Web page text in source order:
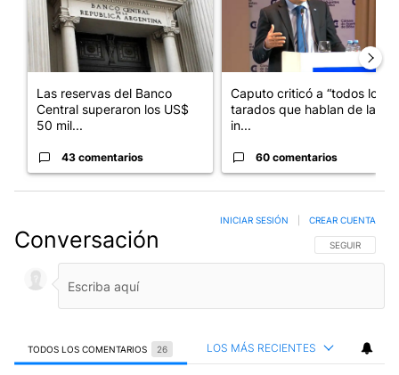
Las reservas del Banco
Central superaron los US$
50 mil...
43 comentarios
Caputo criticó a “todos los
tarados que hablan de la
in...
60 comentarios
Conversación SIGA ESTA
SEGUIR
INICIAR SESIÓN CREAR CUENTA
TODOS LOS COMENTARIOS 26 LOS MÁS RECIENTES